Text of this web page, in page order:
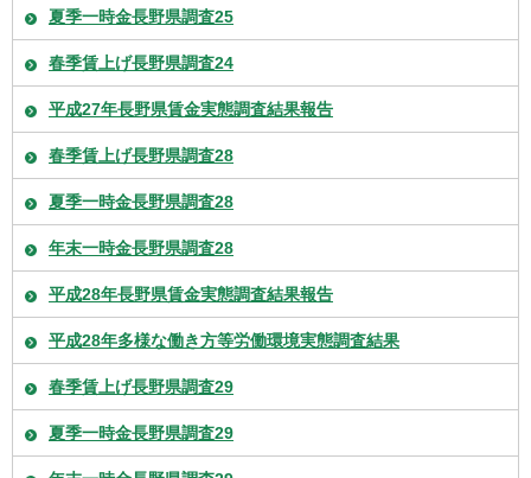
夏季一時金長野県調査25
春季賃上げ長野県調査24
平成27年長野県賃金実態調査結果報告
春季賃上げ長野県調査28
夏季一時金長野県調査28
年末一時金長野県調査28
平成28年長野県賃金実態調査結果報告
平成28年多様な働き方等労働環境実態調査結果
春季賃上げ長野県調査29
夏季一時金長野県調査29